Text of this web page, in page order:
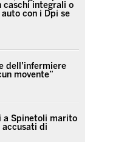
caschi integrali o
con i Dpi se
dell’infermiere
movente”
a Spinetoli marito
accusati di